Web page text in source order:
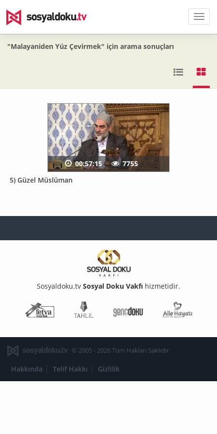
Menü
"Malayaniden Yüz Çevirmek" için arama sonuçları
5) Güzel Müslüman
00:57:15 7755
Sosyaldoku.tv Sosyal Doku Vakfı hizmetidir.
Fetva Meclisi
Genç Doku
© 2005 - 2026 Tüm Hakları Saklıdır.
Hakkında Telif Hakkı Gizlilik